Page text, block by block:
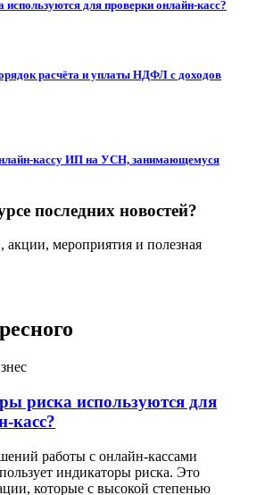
для проверки онлайн-касс?
расчёта и уплаты НДФЛ с доходов
кассу ИП на УСН, занимающемуся
последних новостей?
акции, мероприятия и полезная
риска используются для
касс?
работы с онлайн-кассами
индикаторы риска. Это
которые с высокой степенью